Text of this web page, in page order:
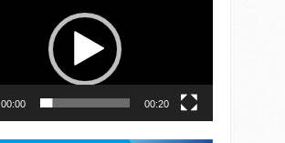
00:00 00:20